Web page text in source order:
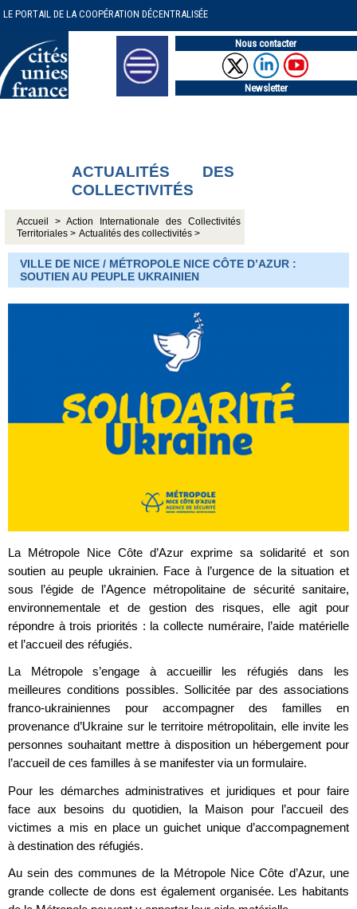
LE PORTAIL DE LA COOPÉRATION DÉCENTRALISÉE
Nous contacter
Newsletter
ACTUALITÉS DES
COLLECTIVITÉS
Accueil >Action Internationale des Collectivités
Territoriales > Actualités des collectivités >
VILLE DE NICE / MÉTROPOLE NICE CÔTE D’AZUR :
SOUTIEN AU PEUPLE UKRAINIEN
La Métropole Nice Côte d’Azur exprime sa solidarité et son
soutien au peuple ukrainien. Face à l’urgence de la situation et
sous l’égide de l’Agence métropolitaine de sécurité sanitaire,
environnementale et de gestion des risques, elle agit pour
répondre à trois priorités : la collecte numéraire, l’aide matérielle
et l’accueil des réfugiés.
La Métropole s’engage à accueillir les réfugiés dans les
meilleures conditions possibles. Sollicitée par des associations
franco-ukrainiennes pour accompagner des familles en
provenance d’Ukraine sur le territoire métropolitain, elle invite les
personnes souhaitant mettre à disposition un hébergement pour
l’accueil de ces familles à se manifester via un formulaire.
Pour les démarches administratives et juridiques et pour faire
face aux besoins du quotidien, la Maison pour l’accueil des
victimes a mis en place un guichet unique d’accompagnement
à destination des réfugiés.
Au sein des communes de la Métropole Nice Côte d’Azur, une
grande collecte de dons est également organisée. Les habitants